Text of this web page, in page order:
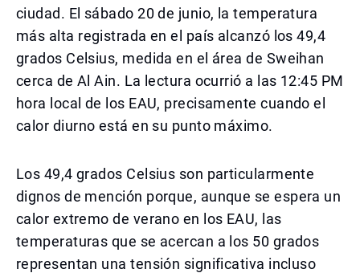
ciudad. El sábado 20 de junio, la temperatura
más alta registrada en el país alcanzó los 49,4
grados Celsius, medida en el área de Sweihan
cerca de Al Ain. La lectura ocurrió a las 12:45 PM
hora local de los EAU, precisamente cuando el
calor diurno está en su punto máximo.
Los 49,4 grados Celsius son particularmente
dignos de mención porque, aunque se espera un
calor extremo de verano en los EAU, las
temperaturas que se acercan a los 50 grados
representan una tensión significativa incluso